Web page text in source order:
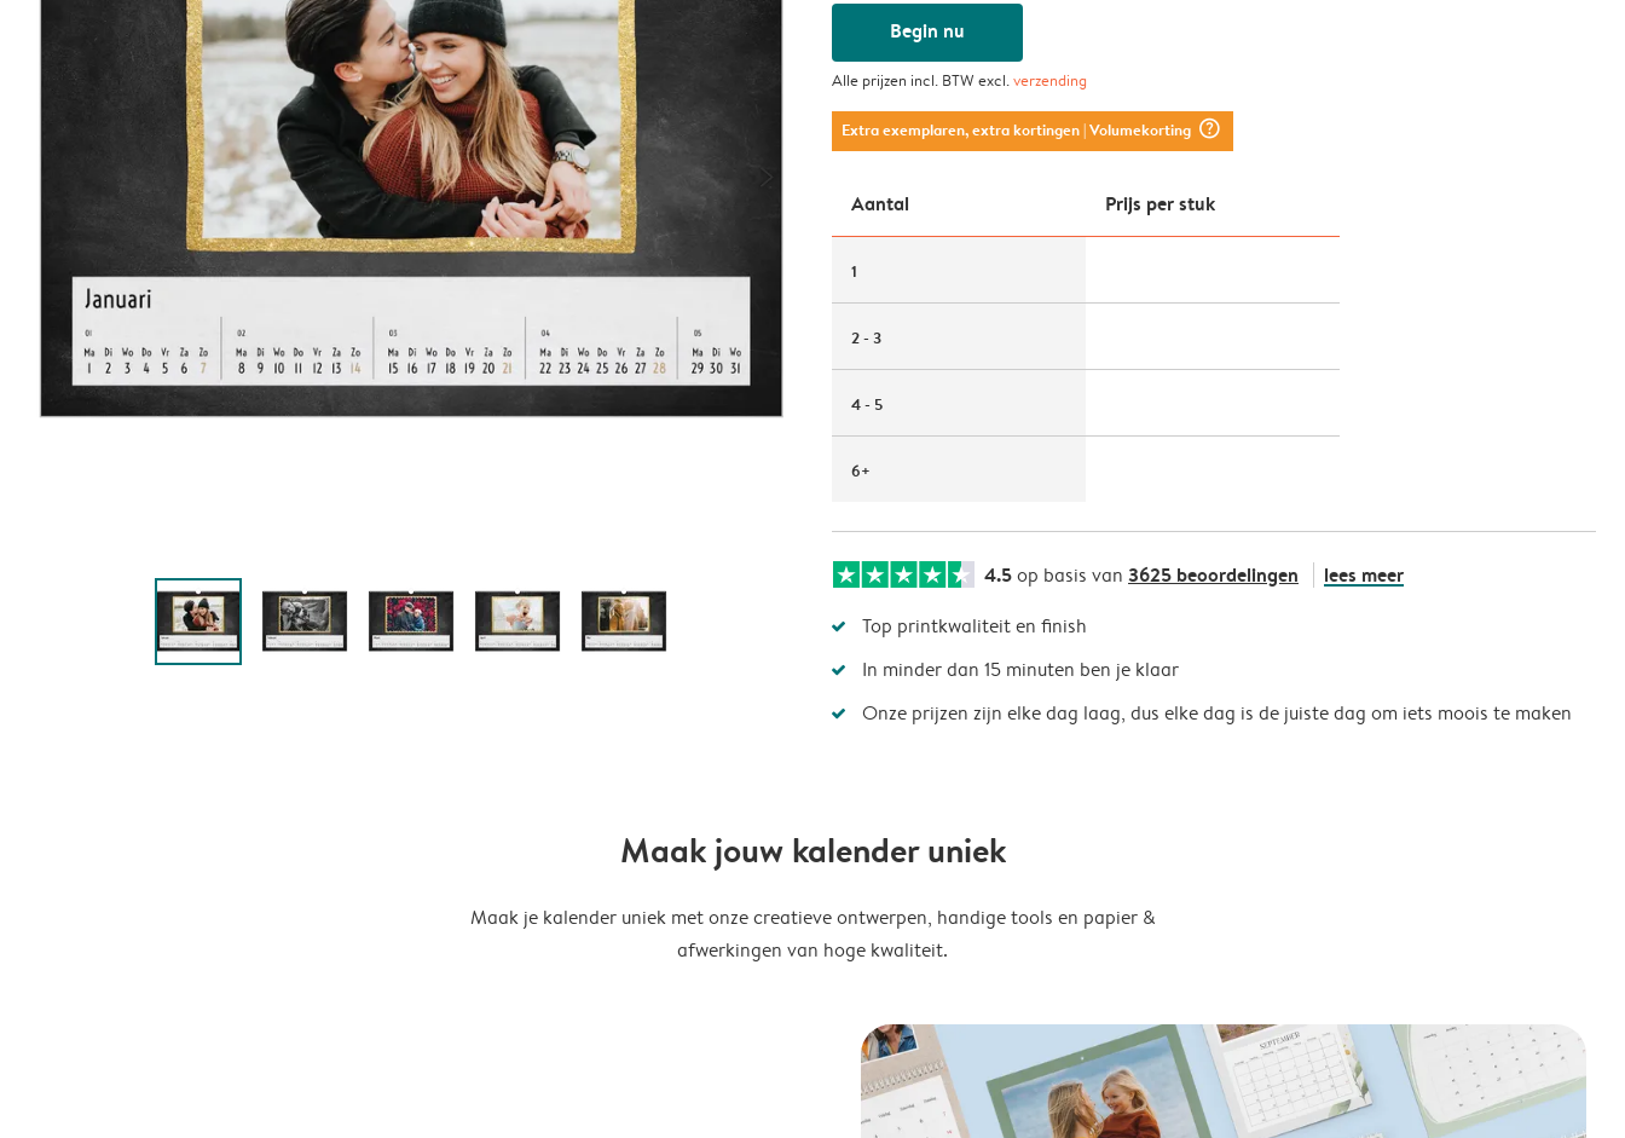
Begin nu
Alle prijzen incl. BTW excl.verzending
Extra exemplaren, extra kortingen| Volumekorting question_mark_circle
Aantal Prijs per stuk
1
2 - 3
4 - 5
6+
4.5op basis van 3625 beoordelingen lees meer
Top printkwaliteit en finish
In minder dan 15 minuten ben je klaar
Onze prijzen zijn elke dag laag, dus elke dag is de juiste dag om iets moois te maken
Maak jouw kalender uniek
Maak je kalender uniek met onze creatieve ontwerpen, handige tools en papier &
afwerkingen van hoge kwaliteit.